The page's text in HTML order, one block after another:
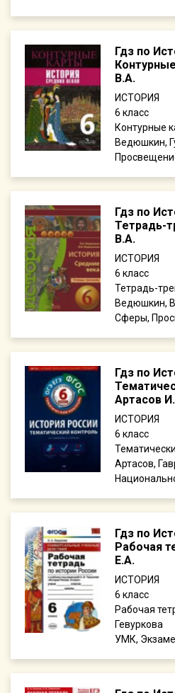
Гдз по
В.А.
ИСТОРИЯ
6
Контурные
Ведюшкин,
Гдз по
Тетрадь-
В.А.
ИСТОРИЯ
6
Тетрадь-
Ведюшкин,
Сферы,
Гдз по
Артасов
ИСТОРИЯ
6
Артасов,
Гдз по
Рабочая
Е.А.
ИСТОРИЯ
6
Рабочая
Гевуркова
УМК,